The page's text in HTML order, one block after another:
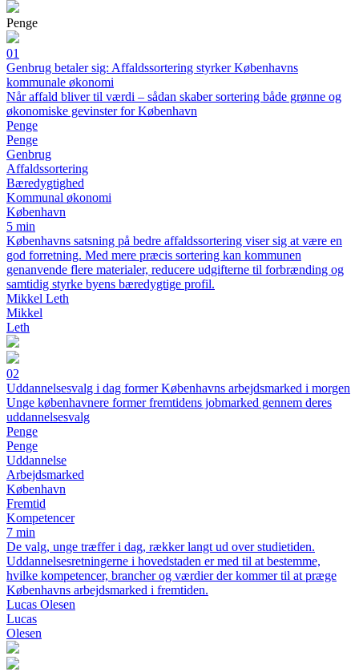
Penge
01
Genbrug betaler sig: Affaldssortering styrker Københavns
kommunale økonomi
Når affald bliver til værdi – sådan skaber sortering både grønne og
økonomiske gevinster for København
Penge
Penge
Genbrug
Affaldssortering
Bæredygtighed
Kommunal økonomi
København
5 min
Københavns satsning på bedre affaldssortering viser sig at være en
god forretning. Med mere præcis sortering kan kommunen
genanvende flere materialer, reducere udgifterne til forbrænding og
samtidig styrke byens bæredygtige profil.
Mikkel Leth
Mikkel
Leth
02
Uddannelsesvalg i dag former Københavns arbejdsmarked i morgen
Unge københavnere former fremtidens jobmarked gennem deres
uddannelsesvalg
Penge
Penge
Uddannelse
Arbejdsmarked
København
Fremtid
Kompetencer
7 min
De valg, unge træffer i dag, rækker langt ud over studietiden.
Uddannelsesretningerne i hovedstaden er med til at bestemme,
hvilke kompetencer, brancher og værdier der kommer til at præge
Københavns arbejdsmarked i fremtiden.
Lucas Olesen
Lucas
Olesen